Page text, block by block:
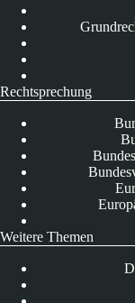
Rechtsprechung
Weitere Themen